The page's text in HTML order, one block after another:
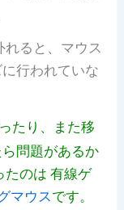
れると、マウス
行われていな
たり、また移
問題があるか
たのは 有線ゲ
マウスです。